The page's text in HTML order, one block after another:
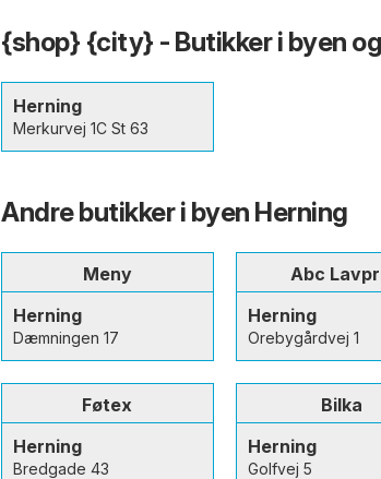
{shop} {city} - Butikker i byen
Herning
Merkurvej 1C St 63
Andre butikker i byen Herning
Meny
Herning
Dæmningen 17
Abc
Herning
Orebygårdvej 1
Føtex
Herning
Bredgade 43
Bilka
Herning
Golfvej 5